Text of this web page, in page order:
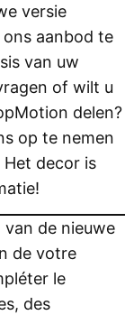
versie
ons aanbod te
van uw
of wilt u
delen?
op te nemen
decor is
de nieuwe
de votre
le
des